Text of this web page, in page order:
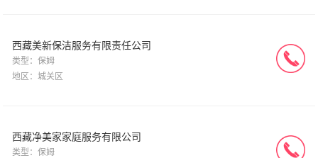
西藏美新保洁服务有限责任公司
类型：保姆
地区：城关区
西藏净美家家庭服务有限公司
类型：保姆